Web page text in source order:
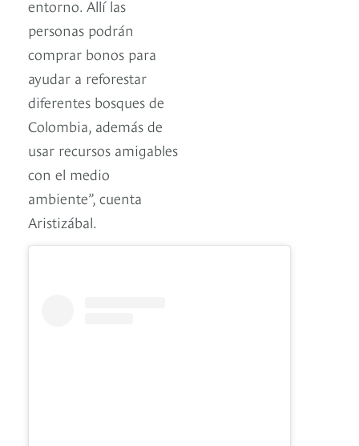
entorno. Allí las
personas podrán
comprar bonos para
ayudar a reforestar
diferentes bosques de
Colombia, además de
usar recursos amigables
con el medio
ambiente”, cuenta
Aristizábal.